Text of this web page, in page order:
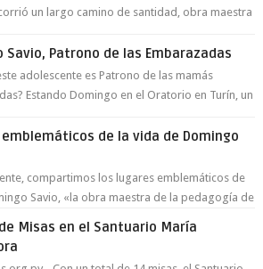
un largo camino de santidad, obra maestra
Savio, Patrono de las Embarazadas
adolescente es Patrono de las mamás
Estando Domingo en el Oratorio en Turín, un
emblemáticos de la vida de Domingo
compartimos los lugares emblemáticos de
Savio, «la obra maestra de la pedagogía de
Misas en el Santuario María